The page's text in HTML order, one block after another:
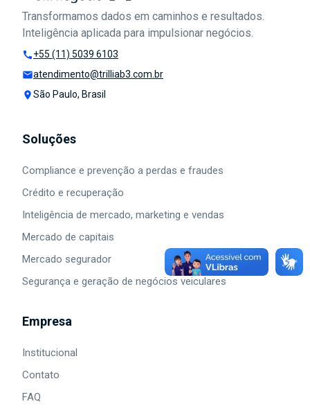
Segurança e Negócios Veiculares
Transformamos dados em caminhos e resultados.
Inteligência aplicada para impulsionar negócios.
call+55 (11) 5039 6103
mailatendimento@trilliab3.com.br
placeSão Paulo, Brasil
Soluções
Compliance e prevenção a perdas e fraudes
Crédito e recuperação
Inteligência de mercado, marketing e vendas
Mercado de capitais
Mercado segurador
Segurança e geração de negócios veiculares
Empresa
Institucional
Contato
FAQ